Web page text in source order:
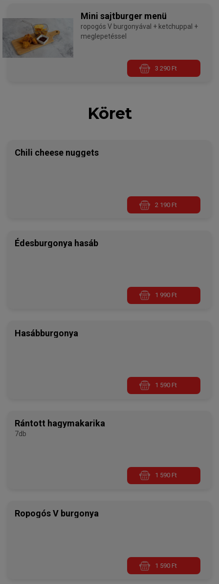
Mini sajtburger menü
ropogós V burgonyával + ketchuppal +
meglepetéssel
3 290 Ft
Köret
Chili cheese nuggets
2 190 Ft
Édesburgonya hasáb
1 990 Ft
Hasábburgonya
1 590 Ft
Rántott hagymakarika
7db
1 590 Ft
Ropogós V burgonya
1 590 Ft